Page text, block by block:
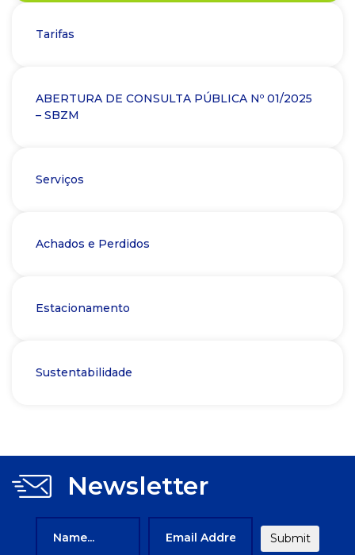
Tarifas
ABERTURA DE CONSULTA PÚBLICA Nº 01/2025
– SBZM
Serviços
Achados e Perdidos
Estacionamento
Sustentabilidade
Newsletter